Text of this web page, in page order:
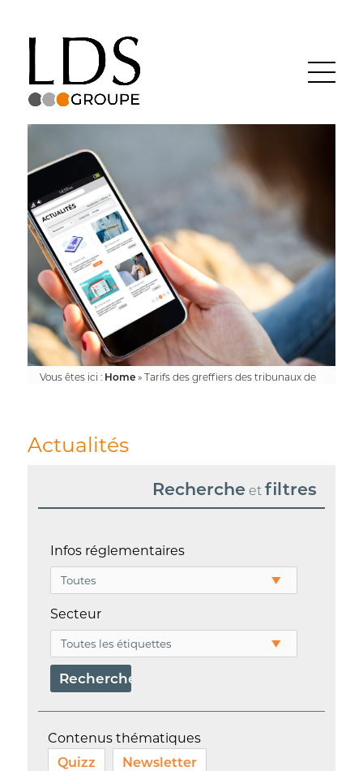
Actualités
Recrutement
Contact
Vous êtes ici : Home» Tarifs des greffiers des tribunaux de
Actualités
Recherche etfiltres
Infos réglementaires
Secteur
Contenus thématiques
Quizz
Newsletter